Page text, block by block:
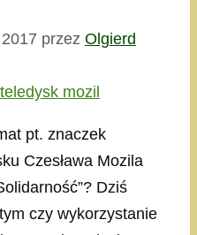
przez Olgierd
pt. znaczek
Czesława Mozila
Dziś
czy wykorzystanie